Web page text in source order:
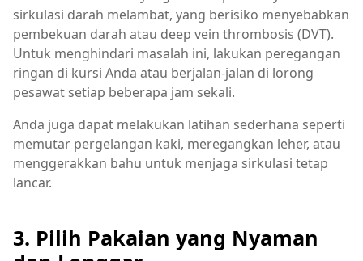
sirkulasi darah melambat, yang berisiko menyebabkan
pembekuan darah atau deep vein thrombosis (DVT).
Untuk menghindari masalah ini, lakukan peregangan
ringan di kursi Anda atau berjalan-jalan di lorong
pesawat setiap beberapa jam sekali.
Anda juga dapat melakukan latihan sederhana seperti
memutar pergelangan kaki, meregangkan leher, atau
menggerakkan bahu untuk menjaga sirkulasi tetap
lancar.
3. Pilih Pakaian yang Nyaman